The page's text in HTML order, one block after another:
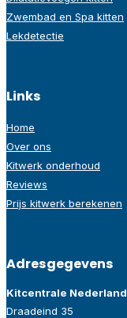
Zwembad en Spa kitten
Lekdetectie
Links
Home
Over ons
Kitwerk onderhoud
Reviews
Prijs kitwerk berekenen
Adresgegevens
Kitcentrale Nederland
Draadeind 35